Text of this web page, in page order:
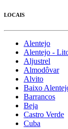
LOCAIS
Alentejo
Alentejo -
Aljustrel
Almodôvar
Alvito
Baixo
Barrancos
Beja
Castro Verde
Cuba